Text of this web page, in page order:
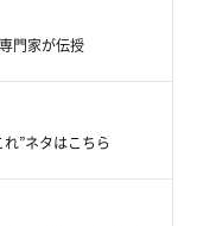
」と驚いたような表
分でしたのになぜ驚
し屁”が多いため、音
です。
門家が伝授
”ネタはこちら